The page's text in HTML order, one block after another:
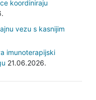
koordiniraju
vezu s kasnijim
imunoterapijski
21.06.2026.